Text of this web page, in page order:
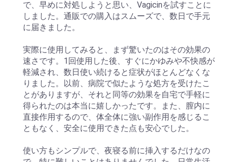
で、早めに対処しようと思い、Vagicinを試すことに
しました。通販での購入はスムーズで、数日で手元
に届きました。
実際に使用してみると、まず驚いたのはその効果の
速さです。1回使用した後、すぐにかゆみや不快感が
軽減され、数日使い続けると症状がほとんどなくな
りました。以前、病院で似たような処方を受けたこ
とがありますが、それと同等の効果を自宅で手軽に
得られたのは本当に嬉しかったです。また、膣内に
直接作用するので、体全体に強い副作用を感じるこ
ともなく、安全に使用できた点も安心でした。
使い方もシンプルで、夜寝る前に挿入するだけなの